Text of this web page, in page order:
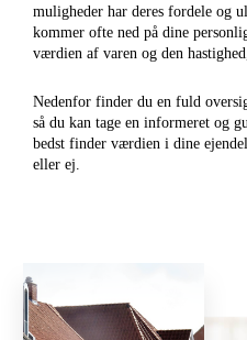
muligheder har deres fordele og
kommer ofte ned på dine
værdien af varen og den
Nedenfor finder du en fuld
så du kan tage en informeret og
bedst finder værdien i dine
eller ej.